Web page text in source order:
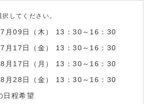
してください。
月09日（木） 13：30～16：30
月17日（金） 13：30～16：30
月17日（月） 13：30～16：30
月28日（金） 13：30～16：30
程希望